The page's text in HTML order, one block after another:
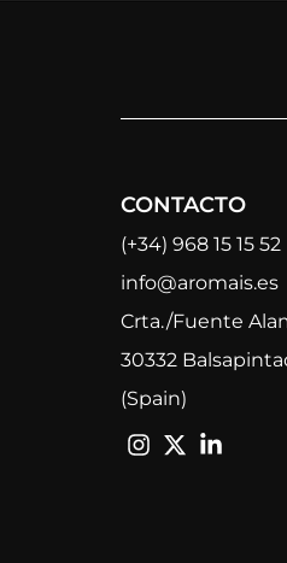
CONTACTO
(+34) 968 15 15 52
info@aromais.es
Crta./Fuente
30332
(Spain)